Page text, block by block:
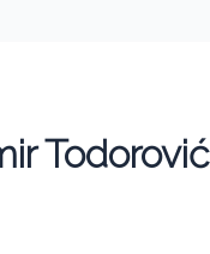
Todorović